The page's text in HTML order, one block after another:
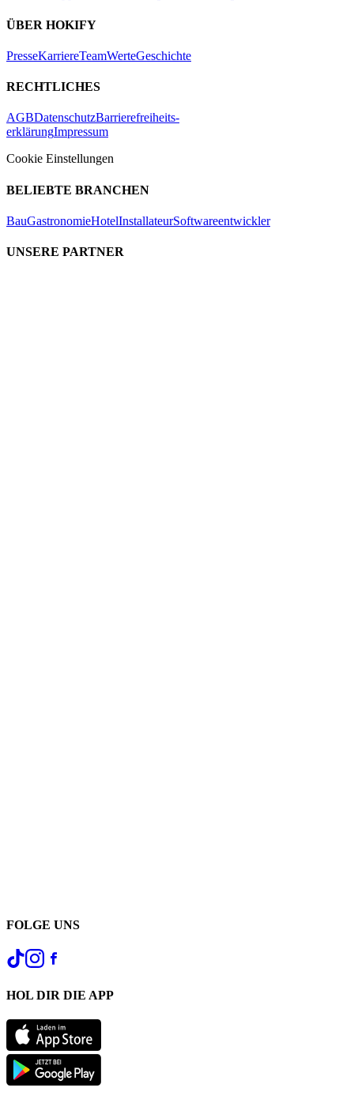
ÜBER HOKIFY
PresseKarriereTeamWerteGeschichte
RECHTLICHES
AGBDatenschutzBarrierefreiheits-
erklärungImpressum
Cookie Einstellungen
BELIEBTE BRANCHEN
BauGastronomieHotelInstallateurSoftwareentwickler
UNSERE PARTNER
FOLGE UNS
HOL DIR DIE APP